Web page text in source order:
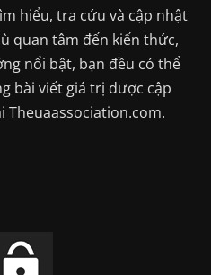
hiểu, tra cứu và cập nhật
quan tâm đến kiến thức,
nổi bật, bạn đều có thể
bài viết giá trị được cập
Theuaassociation.com.